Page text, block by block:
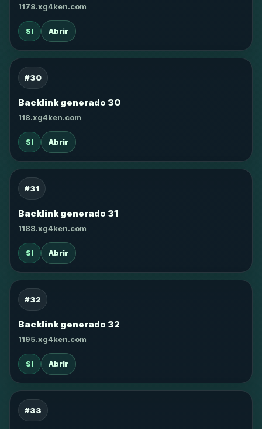
1178.xg4ken.com
SI Abrir
#30
Backlink generado 30
118.xg4ken.com
SI Abrir
#31
Backlink generado 31
1188.xg4ken.com
SI Abrir
#32
Backlink generado 32
1195.xg4ken.com
SI Abrir
#33